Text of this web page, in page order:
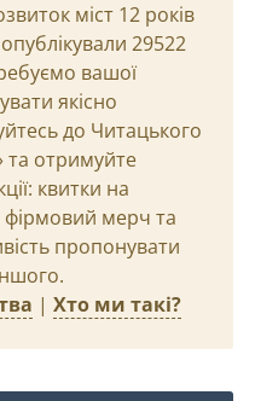
міст 12 років
29522
вашої
якісно
до Читацького
та отримуйте
квитки на
фірмовий мерч та
пропонувати
| Хто ми такі?